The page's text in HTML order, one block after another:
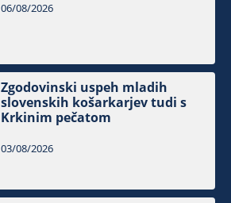
06/08/2026
Zgodovinski uspeh mladih
slovenskih košarkarjev tudi s
Krkinim pečatom
03/08/2026